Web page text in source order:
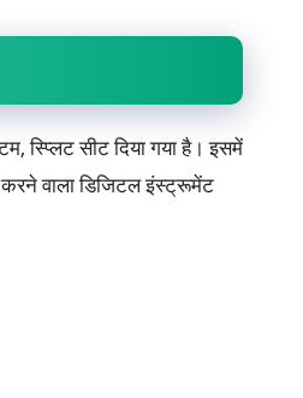
स्प्लिट सीट दिया गया है। इसमें
करने वाला डिजिटल इंस्ट्रूमेंट